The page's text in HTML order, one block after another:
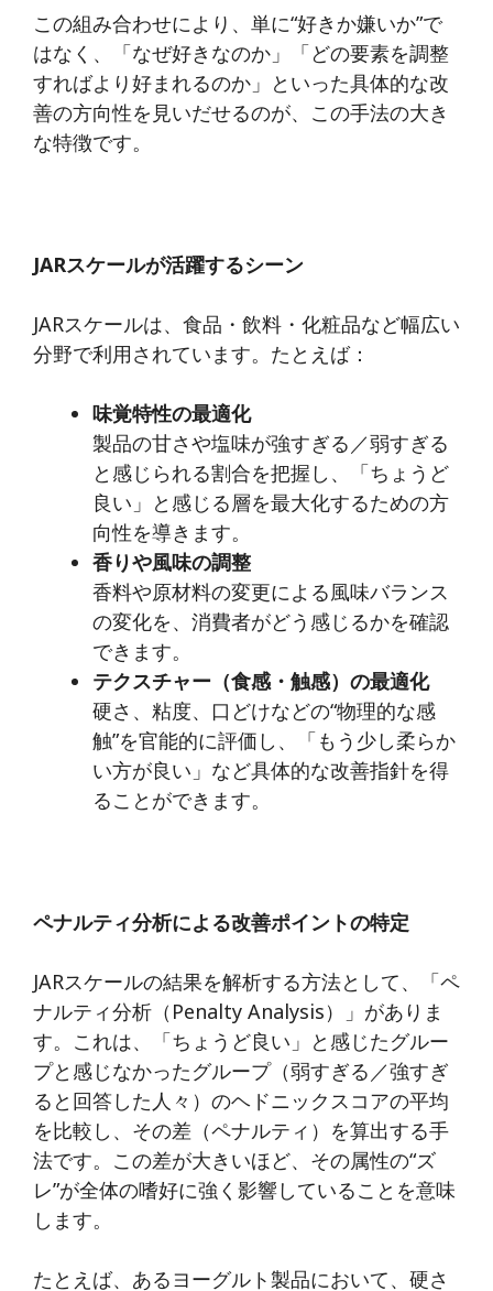
この組み合わせにより、単に“好きか嫌いか”で
はなく、「なぜ好きなのか」「どの要素を調整
すればより好まれるのか」といった具体的な改
善の方向性を見いだせるのが、この手法の大き
な特徴です。
JARスケールが活躍するシーン
JARスケールは、食品・飲料・化粧品など幅広い
分野で利用されています。たとえば：
味覚特性の最適化
製品の甘さや塩味が強すぎる／弱すぎる
と感じられる割合を把握し、「ちょうど
良い」と感じる層を最大化するための方
向性を導きます。
香りや風味の調整
香料や原材料の変更による風味バランス
の変化を、消費者がどう感じるかを確認
できます。
テクスチャー（食感・触感）の最適化
硬さ、粘度、口どけなどの“物理的な感
触”を官能的に評価し、「もう少し柔らか
い方が良い」など具体的な改善指針を得
ることができます。
ペナルティ分析による改善ポイントの特定
JARスケールの結果を解析する方法として、「ペ
ナルティ分析（Penalty Analysis）」がありま
す。これは、「ちょうど良い」と感じたグルー
プと感じなかったグループ（弱すぎる／強すぎ
ると回答した人々）のヘドニックスコアの平均
を比較し、その差（ペナルティ）を算出する手
法です。この差が大きいほど、その属性の“ズ
レ”が全体の嗜好に強く影響していることを意味
します。
たとえば、あるヨーグルト製品において、硬さ